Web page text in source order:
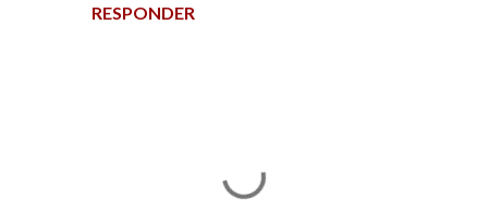
RESPONDER